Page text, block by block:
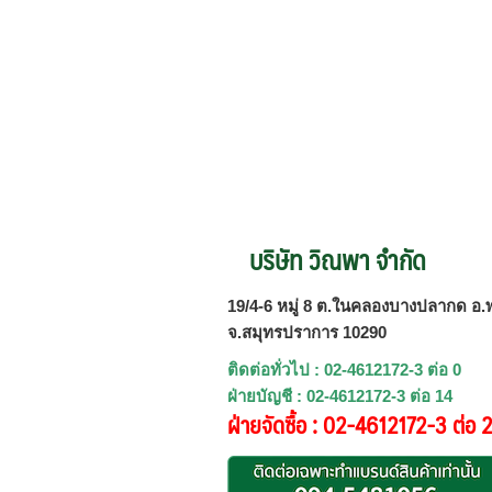
บริษัท วิณพา จำกัด
19/4-6 หมู่ 8 ต.ในคลองบางปลากด อ.
จ.สมุทรปราการ 10290
ติดต่อทั่วไป : 02-4612172-3 ต่อ 0
ฝ่ายบัญชี : 02-4612172-3 ต่อ 14
ฝ่ายจัดซื้อ : 02-4612172-3 ต่อ